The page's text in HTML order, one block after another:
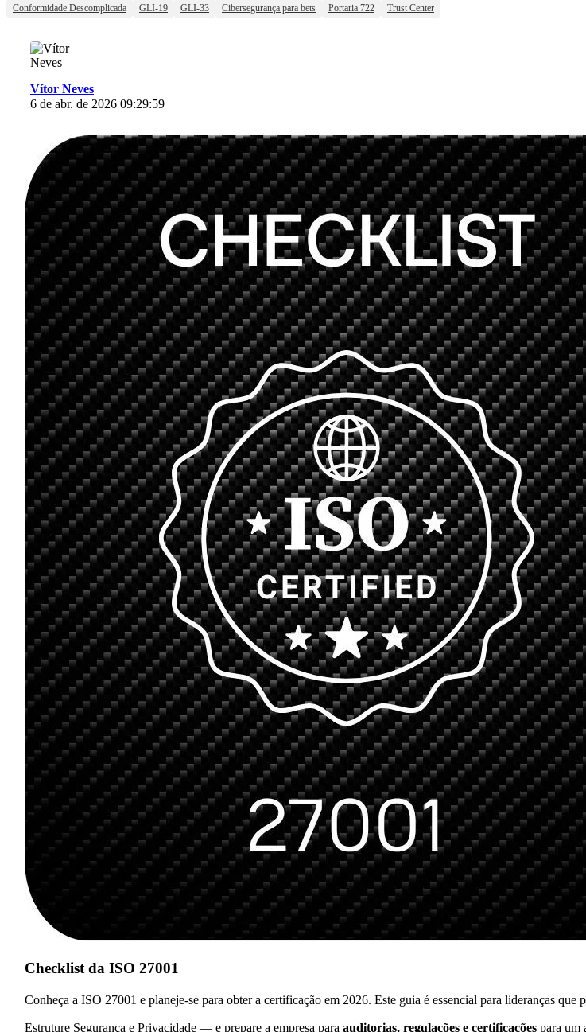
Conformidade Descomplicada GLI-19 GLI-33 Cibersegurança para bets Portaria 722 Trust Center
Vítor Neves
6 de abr. de 2026 09:29:59
Checklist da ISO 27001
Conheça a ISO 27001 e planeje-se para obter a certificação em 2026. Este guia é essencial para lideranças
Estruture Segurança e Privacidade — e prepare a empresa para auditorias, regulações e certificações para um